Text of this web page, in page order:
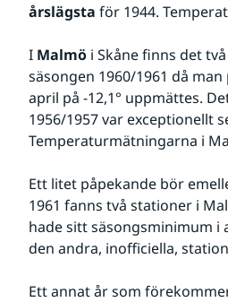
årslägsta för 1944.
I Malmö i Skåne finns det
säsongen 1960/1961 då
april på -12,1° uppmättes.
1956/1957 var exceptionellt
Temperaturmätningarna i
Ett litet påpekande bör
1961 fanns två stationer i
hade sitt säsongsminimum i
den andra, inofficiella,
Ett annat år som